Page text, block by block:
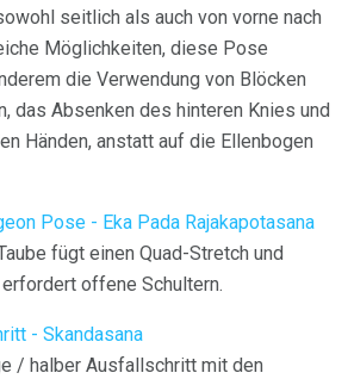
seitlich als auch von vorne nach
Möglichkeiten, diese Pose
die Verwendung von Blöcken
das Absenken des hinteren Knies und
Händen, anstatt auf die Ellenbogen
Pose - Eka Pada Rajakapotasana
fügt einen Quad-Stretch und
offene Schultern.
- Skandasana
/ halber Ausfallschritt mit den